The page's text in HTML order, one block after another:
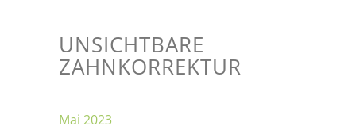
UNSICHTBARE
ZAHNKORREKTUR
Mai 2023